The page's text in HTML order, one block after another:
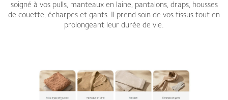
soigné à vos pulls, manteaux en laine, pantalons, draps, housses
de couette, écharpes et gants. Il prend soin de vos tissus tout en
prolongeant leur durée de vie.